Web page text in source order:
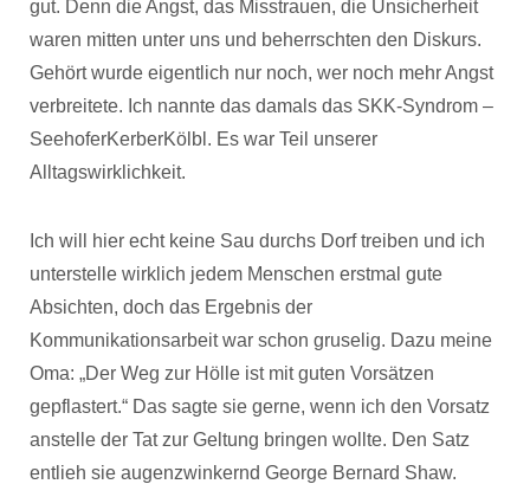
gut. Denn die Angst, das Misstrauen, die Unsicherheit
waren mitten unter uns und beherrschten den Diskurs.
Gehört wurde eigentlich nur noch, wer noch mehr Angst
verbreitete. Ich nannte das damals das SKK-Syndrom –
SeehoferKerberKölbl. Es war Teil unserer
Alltagswirklichkeit.
Ich will hier echt keine Sau durchs Dorf treiben und ich
unterstelle wirklich jedem Menschen erstmal gute
Absichten, doch das Ergebnis der
Kommunikationsarbeit war schon gruselig. Dazu meine
Oma: „Der Weg zur Hölle ist mit guten Vorsätzen
gepflastert.“ Das sagte sie gerne, wenn ich den Vorsatz
anstelle der Tat zur Geltung bringen wollte. Den Satz
entlieh sie augenzwinkernd George Bernard Shaw.